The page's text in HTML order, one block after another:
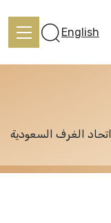
English
اتحاد الغرف السعودية